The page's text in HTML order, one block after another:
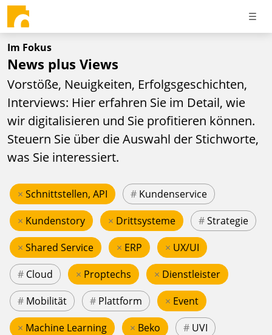
Im Fokus
News plus Views
Vorstöße, Neuigkeiten, Erfolgsgeschichten,
Interviews: Hier erfahren Sie im Detail, wie
wir digitalisieren und Sie profitieren können.
Steuern Sie über die Auswahl der Stichworte,
was Sie interessiert.
× Schnittstellen, API # Kundenservice
× Kundenstory × Drittsysteme #Strategie
× Shared Service × ERP × UX/UI
# Cloud × Proptechs × Dienstleister
# Mobilität # Plattform × Event
× Machine Learning × Beko # UVI